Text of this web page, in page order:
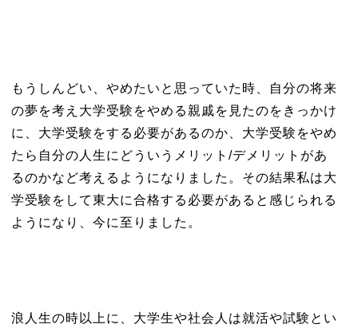
もうしんどい、やめたいと思っていた時、自分の将来
の夢を考え大学受験をやめる親戚を見たのをきっかけ
に、大学受験をする必要があるのか、大学受験をやめ
たら自分の人生にどういうメリット/デメリットがあ
るのかなど考えるようになりました。その結果私は大
学受験をして東大に合格する必要があると感じられる
ようになり、今に至りました。
浪人生の時以上に、大学生や社会人は就活や試験とい